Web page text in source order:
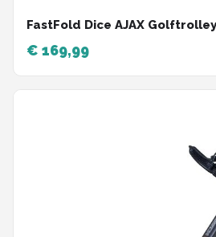
FastFold Dice AJAX
€ 169,99